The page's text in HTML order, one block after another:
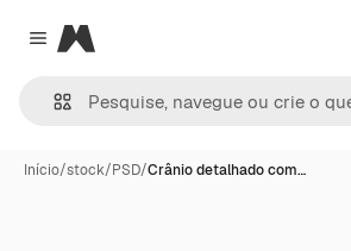
Close menu
Magnific
Início/stock/PSD/Crânio detalhado com…